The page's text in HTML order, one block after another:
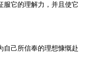
服它的理解力，并且使它
自己所信奉的理想慷慨赴